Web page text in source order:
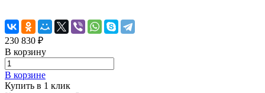
230 830 ₽
В корзину
В корзине
Купить в 1 клик